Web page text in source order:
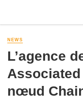
NEWS
L’agence
nœud